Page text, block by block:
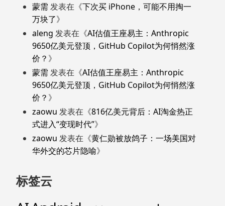
蒙需 发表在《下次买 iPhone，可能不用掏一
万块了》
aleng 发表在《AI估值王座易主：Anthropic
9650亿美元登顶，GitHub Copilot为何悄然涨
价？ 》
蒙需 发表在《AI估值王座易主：Anthropic
9650亿美元登顶，GitHub Copilot为何悄然涨
价？ 》
zaowu 发表在《816亿美元背后：AI淘金热正
式进入“变现时代”》
zaowu 发表在《黄仁勋被放鸽子：一场美国对
华外交的芯片隐喻》
标签云